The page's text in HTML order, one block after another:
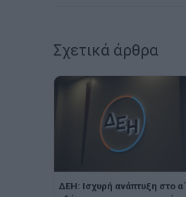
Σχετικά άρθρα
ΔΕΗ: Ισχυρή ανάπτυξη στο α΄